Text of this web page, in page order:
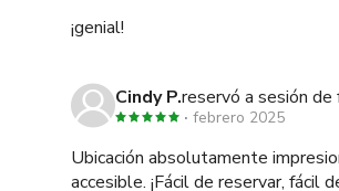
¡genial!
Cindy P.reservó a sesión
febrero 2025
Ubicación absolutamente
accesible. ¡Fácil de reservar, fácil